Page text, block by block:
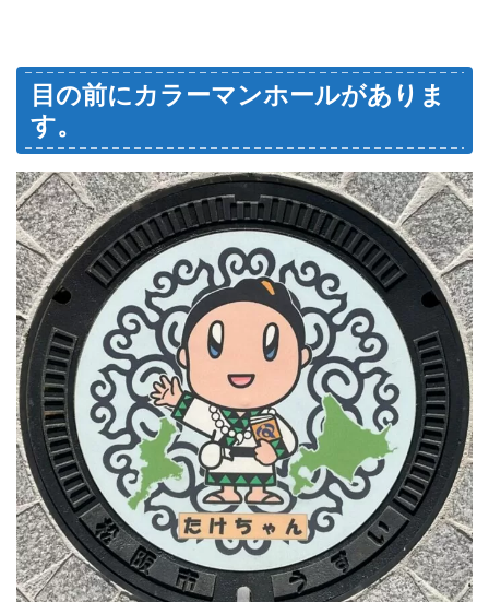
目の前にカラーマンホールがありま
す。